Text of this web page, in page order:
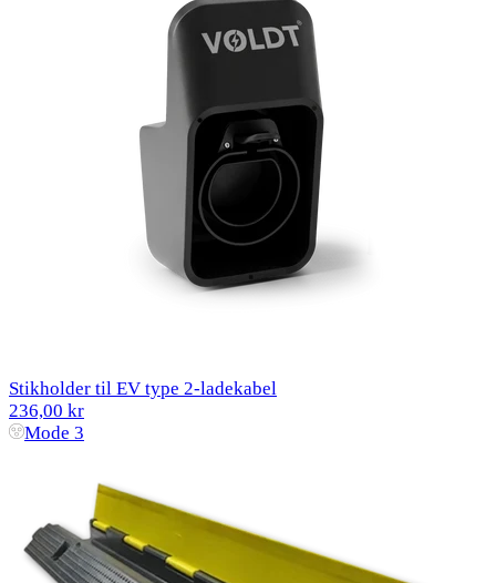
Stikholder til EV type 2-ladekabel
236,00 kr
Mode 3